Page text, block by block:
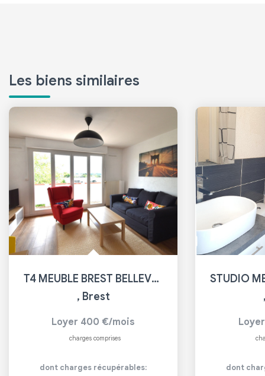
Les biens similaires
T4 MEUBLE BREST BELLEVUE
, Brest
Loyer 400 €/mois
charges comprises
dont charges récupérables:
dont